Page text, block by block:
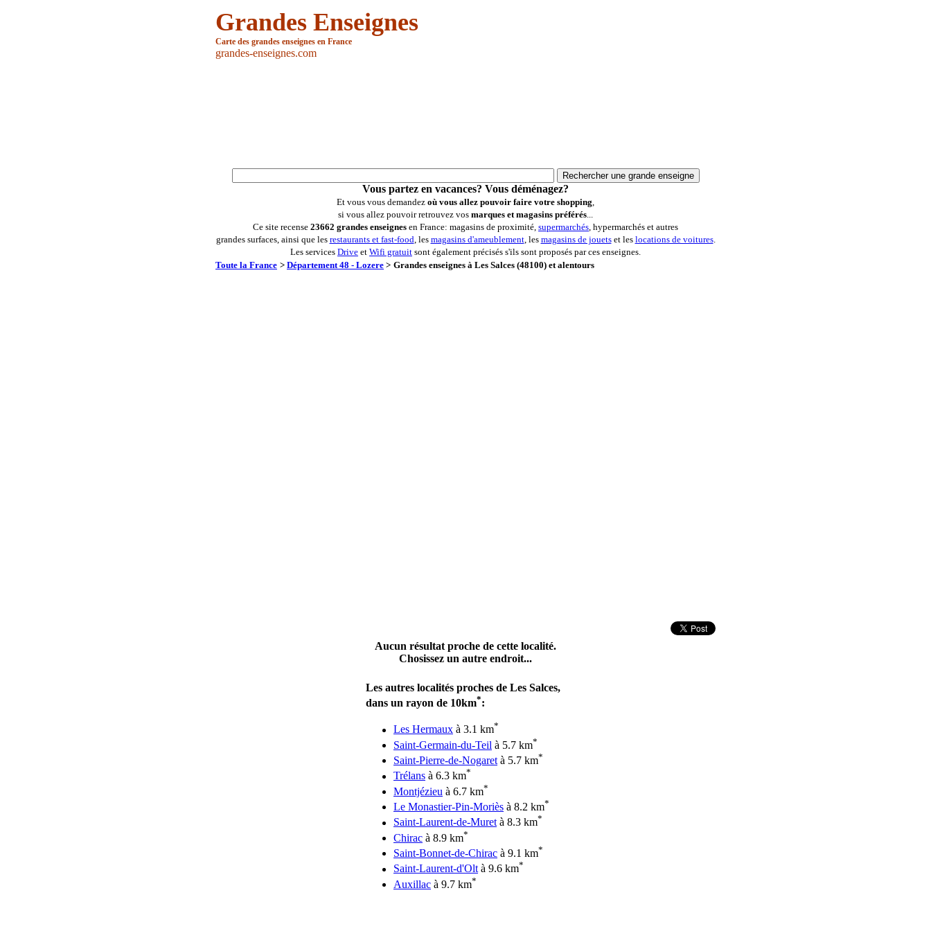
Grandes Enseignes
Carte des grandes enseignes en France
grandes-enseignes.com
Vous partez en vacances? Vous déménagez?
Et vous vous demandez où vous allez pouvoir faire votre shopping,
si vous allez pouvoir retrouvez vos marques et magasins préférés...
Ce site recense 23662 grandes enseignes en France: magasins de proximité, supermarchés, hypermarchés et autres
grandes surfaces, ainsi que les restaurants et fast-food, les magasins d'ameublement, les magasins de jouetset les locations de voitures.
Les services Drive et Wifi gratuit sont également précisés s'ils sont proposés par ces enseignes.
Toute la France > Département 48 - Lozere > Grandes enseignes à Les Salces (48100) et alentours
Aucun résultat proche de cette localité.
Chosissez un autre endroit...
Les autres localités proches de Les Salces,
dans un rayon de 10km*:
Les Hermaux à 3.1 km*
Saint-Germain-du-Teil à 5.7 km*
Saint-Pierre-de-Nogaret à 5.7 km*
Trélans à 6.3 km*
Montjézieu à 6.7 km*
Le Monastier-Pin-Moriès à 8.2 km*
Saint-Laurent-de-Muretà 8.3 km*
Chirac à 8.9 km*
Saint-Bonnet-de-Chirac à 9.1 km*
Saint-Laurent-d'Oltà 9.6 km*
Auxillac à 9.7 km*